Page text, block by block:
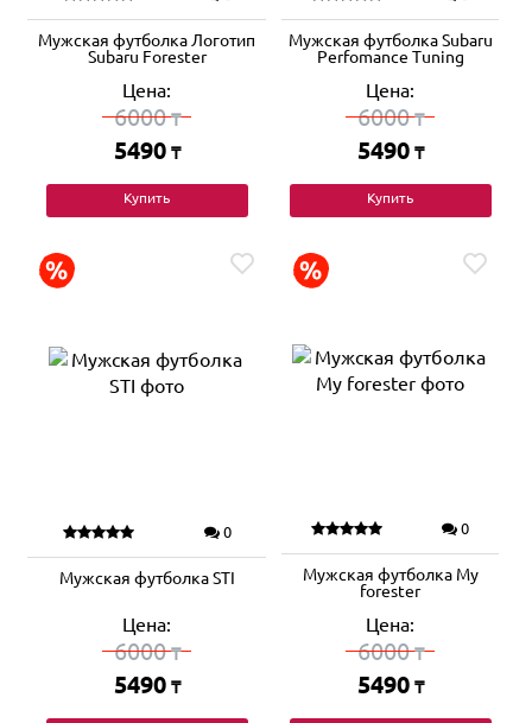
Мужская футболка Логотип
Subaru Forester
Цена:
6000₸
5490 ₸
Купить
Мужская футболка Subaru
Perfomance Tuning
Цена:
6000₸
5490 ₸
Купить
0
Мужская футболка STI
Цена:
6000₸
5490 ₸
0
Мужская футболка My
forester
Цена:
6000₸
5490 ₸